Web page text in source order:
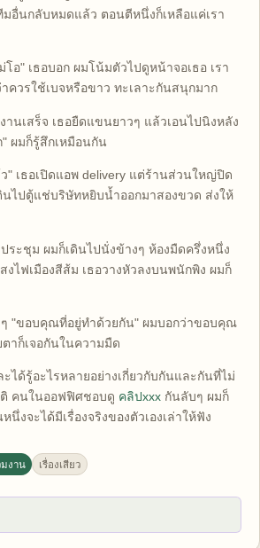
มอื่นกลับหมดแล้ว ตอนตีหนึ่งก็เหลือแค่เรา
อ" เธอบอก ผมโน้มตัวไปดูหน้าจอเธอ เรา
าควรใช้เบจหรือขาว ทะเลาะกันสนุกมาก
นเสร็จ เธอยืดแขนยาวๆ แล้วเอนไปนิงหลัง
ผมก็รู้สึกเหมือนกัน
" เธอเปิดแอพ delivery แต่ร้านส่วนใหญ่ปิด
นไปตู้แช่บริษัทหยิบน้ำออกมาสองขวด ส่งให้
ระชุม ผมก็เดินไปนั่งข้างๆ ห้องมืดครึ่งหนึ่ง
งไฟเมืองสีส้ม เธอวางหัวลงบนพนักพิง ผมก็
ๆ "ขอบคุณที่อยู่ทำด้วยกัน" ผมบอกว่าขอบคุณ
าก็เจอกันในความมืด
ได้รู้อะไรหลายอย่างเกี่ยวกับกันและกันที่ไม่
คนในออฟฟิศชอบดู คลิปxxx กันลับๆ ผมก็
นึ่งจะได้มีเรื่องจริงของตัวเองเล่าให้ฟัง
มงาน เรื่องเสียว